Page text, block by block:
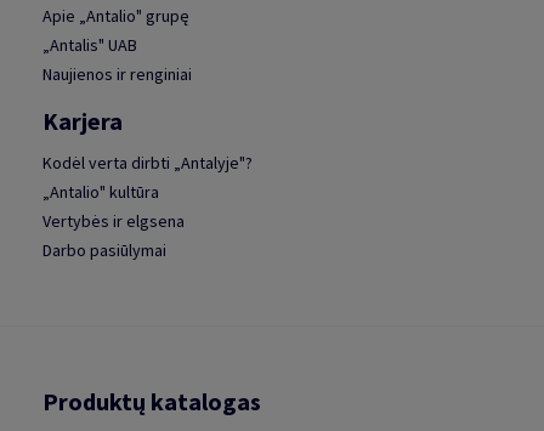
Apie „Antalio" grupę
„Antalis" UAB
Naujienos ir renginiai
Karjera
Kodėl verta dirbti „Antalyje"?
„Antalio" kultūra
Vertybės ir elgsena
Darbo pasiūlymai
Produktų katalogas